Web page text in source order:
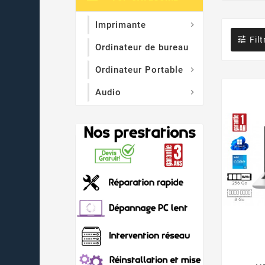
Imprimante 
Ordinateur de bureau
Ordinateur Portable 
Audio 
